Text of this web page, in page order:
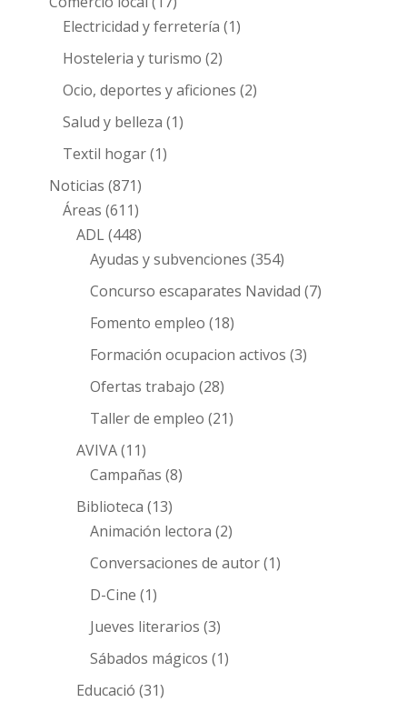
Electricidad y ferretería (1)
Hosteleria y turismo (2)
Ocio, deportes y aficiones (2)
Salud y belleza (1)
Textil hogar(1)
Noticias (871)
Áreas (611)
ADL(448)
Ayudas y subvenciones (354)
Concurso escaparates Navidad (7)
Fomento empleo (18)
Formación ocupacion activos (3)
Ofertas trabajo (28)
Taller de empleo (21)
AVIVA(11)
Campañas (8)
Biblioteca (13)
Animación lectora (2)
Conversaciones de autor(1)
D-Cine (1)
Jueves literarios (3)
Sábados mágicos (1)
Educació (31)